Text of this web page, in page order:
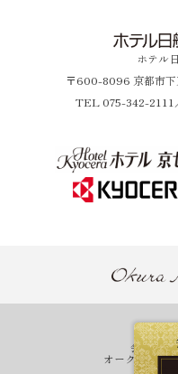
ホテル
〒600-8096 京都市下
TEL075-342-2111
会員プロ
オークラニッ